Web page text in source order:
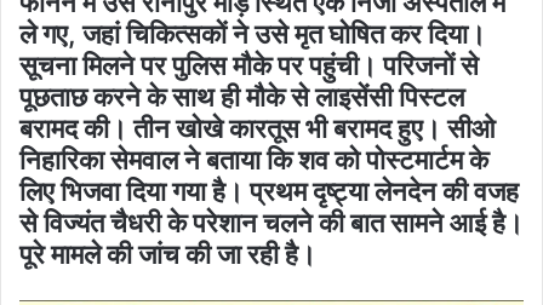
ले गए, जहां चिकित्सकों ने उसे मृत घोषित कर दिया।
सूचना मिलने पर पुलिस मौके पर पहुंची। परिजनों से
पूछताछ करने के साथ ही मौके से लाइसेंसी पिस्टल
बरामद की। तीन खोखे कारतूस भी बरामद हुए। सीओ
निहारिका सेमवाल ने बताया कि शव को पोस्टमार्टम के
लिए भिजवा दिया गया है। प्रथम दृष्ट्या लेनदेन की वजह
से विज्यंत चैधरी के परेशान चलने की बात सामने आई है।
पूरे मामले की जांच की जा रही है।